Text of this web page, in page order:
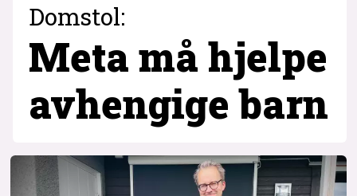
Domstol:
Meta må hjelpe
avhengige barn